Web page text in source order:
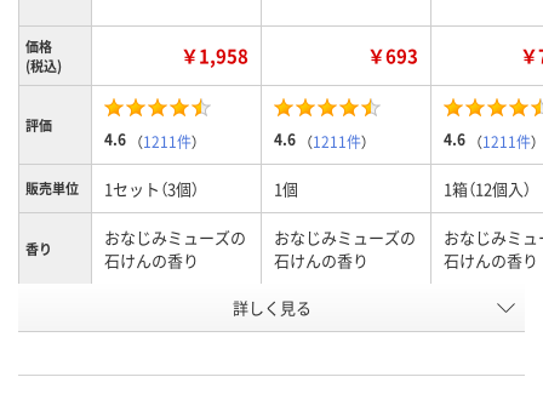
価格
(税込)
￥1,958 ￥693
評価
4.6 （1211件） 4.6 （1211件） 4.6 （1211件）
販売単位 1セット（3個） 1個 1箱（12個入）
香り
おなじみミューズの
石けんの香り
おなじみミューズの
石けんの香り
おなじみミ
石けんの香り
詰め替え 詰め替え
N859125 3452183 3452192
詳しく見る